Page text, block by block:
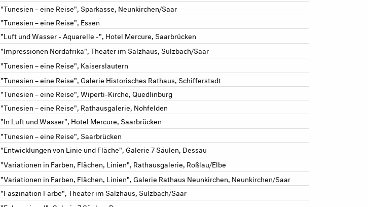
"Tunesien – eine Reise", Sparkasse, Neunkirchen/Saar
"Tunesien – eine Reise", Essen
"Luft und Wasser - Aquarelle -", Hotel Mercure, Saarbrücken
"Impressionen Nordafrika", Theater im Salzhaus, Sulzbach/Saar
"Tunesien – eine Reise", Kaiserslautern
"Tunesien – eine Reise", Galerie Historisches Rathaus, Schifferstadt
"Tunesien – eine Reise", Wiperti-Kirche, Quedlinburg
"Tunesien – eine Reise", Rathausgalerie, Nohfelden
"In Luft und Wasser", Hotel Mercure, Saarbrücken
"Tunesien – eine Reise", Saarbrücken
"Entwicklungen von Linie und Fläche", Galerie 7 Säulen, Dessau
"Variationen in Farben, Flächen, Linien", Rathausgalerie, Roßlau/Elbe
"Variationen in Farben, Flächen, Linien", Galerie Rathaus Neunkirchen, Neunkirchen/Saar
"Faszination Farbe", Theater im Salzhaus, Sulzbach/Saar